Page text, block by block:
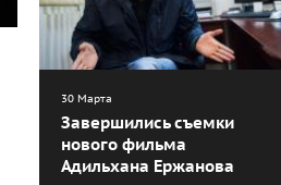
30 Марта
Завершились съемки
нового фильма
Адильхана Ержанова